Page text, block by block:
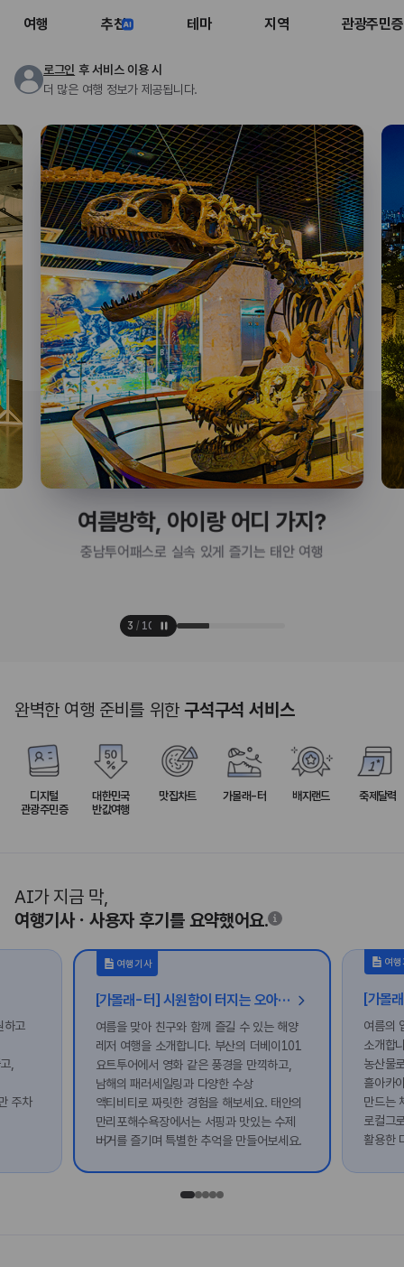
여행 추천 테마 지역 관광주민증
로그인 후 서비스 이용 시
더 많은 여행 정보가 제공됩니다.
여름방학, 아이랑 어디 가지?
충남투어패스로 실속 있게 즐기는 태안 여행
3 / 10
완벽한 여행 준비를 위한구석구석 서비스
디지털
관광주민증
대한민국
반값여행
맛집차트 가볼래-터 배지랜드 축제달력
AI가 지금 막,
여행기사ㆍ사용자 후기를 요약했어요.
하고
,
주차
여행기사
[가볼래-터] 시원함이 터지는 오아시스, 친구와 함께 가는 해양 레저 여행
여름을 맞아 친구와 함께 즐길 수 있는 해양
레저 여행을 소개합니다. 부산의 더베이101
요트투어에서 영화 같은 풍경을 만끽하고,
남해의 패러세일링과 다양한 수상
액티비티로 짜릿한 경험을 해보세요. 태안의
만리포해수욕장에서는 서핑과 맛있는 수제
버거를 즐기며 특별한 추억을 만들어보세요.
여
여름의
소개합
농산물
흘아카
만드는
로컬그
활용한
떠나보